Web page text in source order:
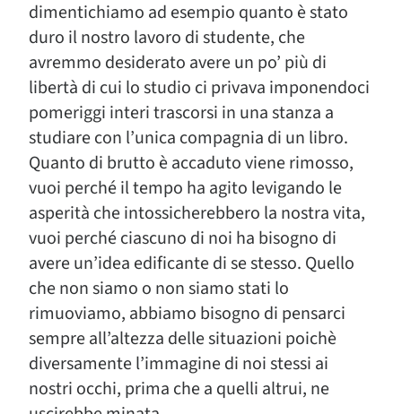
dimentichiamo ad esempio quanto è stato
duro il nostro lavoro di studente, che
avremmo desiderato avere un po’ più di
libertà di cui lo studio ci privava imponendoci
pomeriggi interi trascorsi in una stanza a
studiare con l’unica compagnia di un libro.
Quanto di brutto è accaduto viene rimosso,
vuoi perché il tempo ha agito levigando le
asperità che intossicherebbero la nostra vita,
vuoi perché ciascuno di noi ha bisogno di
avere un’idea edificante di se stesso. Quello
che non siamo o non siamo stati lo
rimuoviamo, abbiamo bisogno di pensarci
sempre all’altezza delle situazioni poichè
diversamente l’immagine di noi stessi ai
nostri occhi, prima che a quelli altrui, ne